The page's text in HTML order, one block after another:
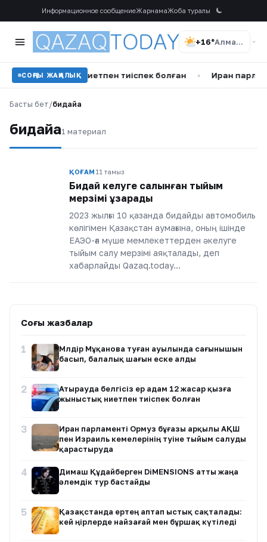
Информационное сообщениеЖарнамаЖоба туралы
+16° Алматы
СОҢҒЫ ЖАҢАЛЫҚ
жыныстық ниетпен тиіспек болған Иран
Басты бет/бидайға
бидайға1 материал
ҚОҒАМ 11 тамыз
Бидай әкелуге салынған тыйым
мерзімі ұзарады
2023 жылғы 10 қазанда бидайды автомобиль
көлігімен Қазақстан аумағына, оның ішінде
ЕАЭО-ға мүше мемлекеттерден әкелуге
тыйым салу мерзімі аяқталады, деп
хабарлайды Qazaq.today…
Соңғы жазбалар
1
Мөлдір Мұқанова туған ауылында сағынышын
басып, балалық шағын еске алды
2
Атырауда белгісіз ер адам 12 жасар қызға
жыныстық ниетпен тиіспек болған
3
Иран парламенті Ормуз бұғазы арқылы АҚШ
пен Израиль кемелерінің өтуіне тыйым салуды
қарастыруда
4
Димаш Құдайберген DiMENSIONS атты жаңа
әлемдік тур бастайды
5
Қазақстанда ертең аптап ыстық сақталады:
кей өңірлерде найзағай мен бұршақ күтіледі